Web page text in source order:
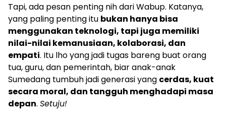
Tapi, ada pesan penting nih dari Wabup. Katanya,
yang paling penting itu bukan hanya bisa
menggunakan teknologi, tapi juga memiliki
nilai-nilai kemanusiaan, kolaborasi, dan
empati. Itu lho yang jadi tugas bareng buat orang
tua, guru, dan pemerintah, biar anak-anak
Sumedang tumbuh jadi generasi yang cerdas, kuat
secara moral, dan tangguh menghadapi masa
depan. Setuju!